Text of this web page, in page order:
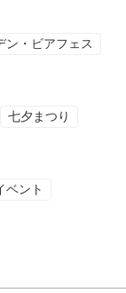
ン・ビアフェス
七夕まつり
ベント